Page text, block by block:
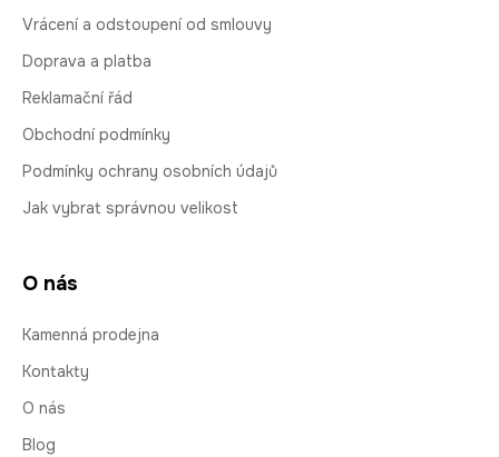
Vrácení a odstoupení od smlouvy
Doprava a platba
Reklamační řád
Obchodní podmínky
Podmínky ochrany osobních údajů
Jak vybrat správnou velikost
O nás
Kamenná prodejna
Kontakty
O nás
Blog